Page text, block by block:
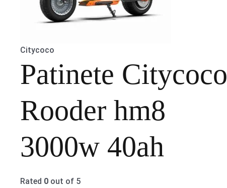
Citycoco
Patinete Citycoco
Rooder hm8
3000w 40ah
Rated 0 out of 5